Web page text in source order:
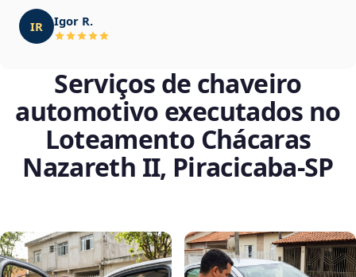
IR Igor R.
Serviços de chaveiro
automotivo executados no
Loteamento Chácaras
Nazareth II, Piracicaba‑SP